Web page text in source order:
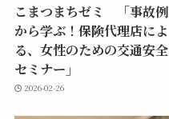
こまつまちゼミ 「事故例
から学ぶ！保険代理店によ
る、女性のための交通安全
セミナー」
2026-02-26